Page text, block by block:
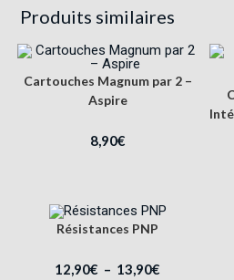
Produits similaires
Cartouches Magnum par 2 –
Aspire
8,90€
Résistances PNP
12,90€ – 13,90€